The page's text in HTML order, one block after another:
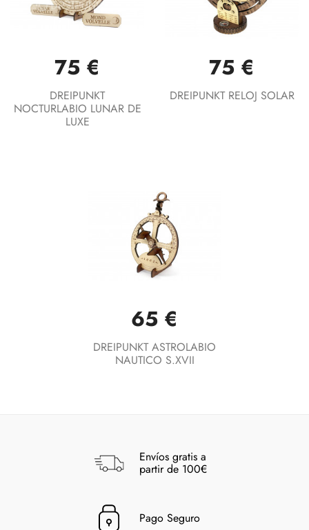
75 €
DREIPUNKT
NOCTURLABIO LUNAR DE
LUXE
75 €
DREIPUNKT RELOJ SOLAR
65 €
DREIPUNKT ASTROLABIO
NAUTICO S.XVII
Envíos gratis a
partir de 100€
Pago Seguro